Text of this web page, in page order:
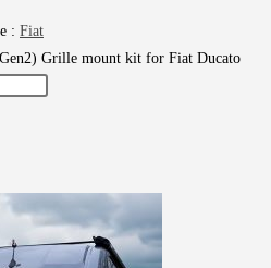
: Fiat
Grille mount kit for Fiat Ducato